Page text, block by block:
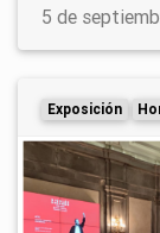
5 de
Exposición